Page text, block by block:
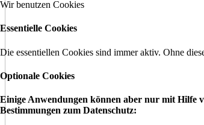
Wir benutzen Cookies
Essentielle Cookies
Die essentiellen Cookies sind immer aktiv. Ohne
Optionale Cookies
Einige Anwendungen können aber nur mit Hilfe
Bestimmungen zum Datenschutz: